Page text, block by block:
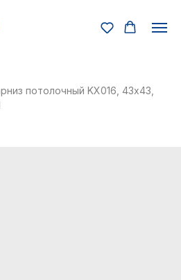
потолочный KX016, 43х43,